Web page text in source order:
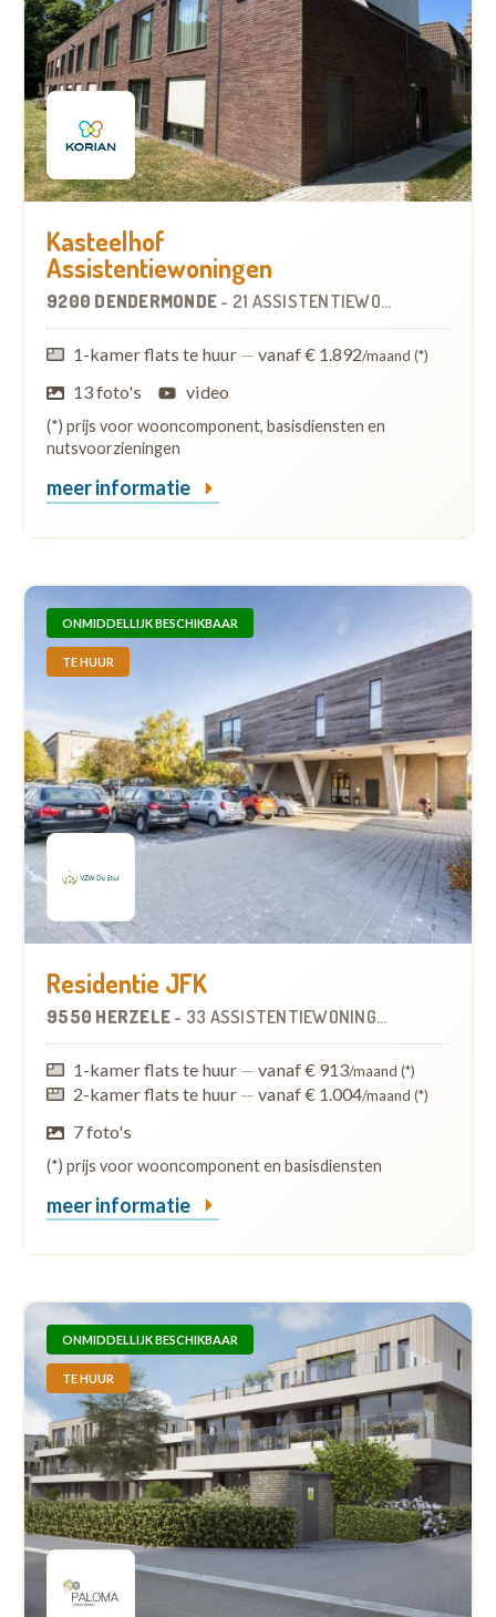
Kasteelhof
Assistentiewoningen
9200 DENDERMONDE - 21 ASSISTENTIEWONINGEN
1-kamer flats te huur — vanaf € 1.892/maand (*)
13 foto's video
(*) prijs voor wooncomponent, basisdiensten en
nutsvoorzieningen
meer informatie
ONMIDDELLIJK BESCHIKBAAR
TE HUUR
Residentie JFK
9550 HERZELE - 33 ASSISTENTIEWONINGEN
1-kamer flats te huur — vanaf € 913/maand (*)
2-kamer flats te huur — vanaf € 1.004/maand (*)
7 foto's
(*) prijs voor wooncomponent en basisdiensten
meer informatie
ONMIDDELLIJK BESCHIKBAAR
TE HUUR